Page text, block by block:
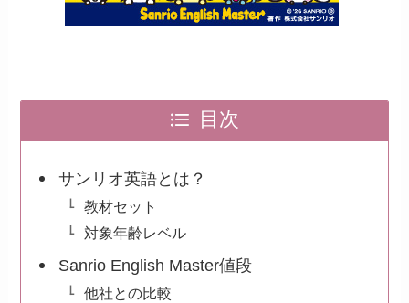
目次
サンリオ英語とは？
教材セット
対象年齢レベル
Sanrio English Master値段
他社との比較